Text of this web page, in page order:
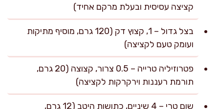
קציצה עסיסית ובעלת מרקם אחיד)
בצל גדול – 1, קצוץ דק (120 גרם, מוסיף מתיקות
ועומק טעם לקציצה)
פטרוזיליה טרייה – 0.5 צרור, קצוצה (20 גרם,
תורמת רעננות וירקרקות לקציצה)
שום טרי – 4 שיניים, כתושות היטב (12 גרם,